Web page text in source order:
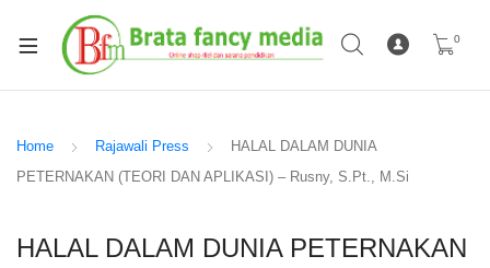
0
Home Rajawali Press
HALAL DALAM DUNIA
PETERNAKAN (TEORI DAN APLIKASI) – Rusny, S.Pt., M.Si
HALAL DALAM DUNIA PETERNAKAN